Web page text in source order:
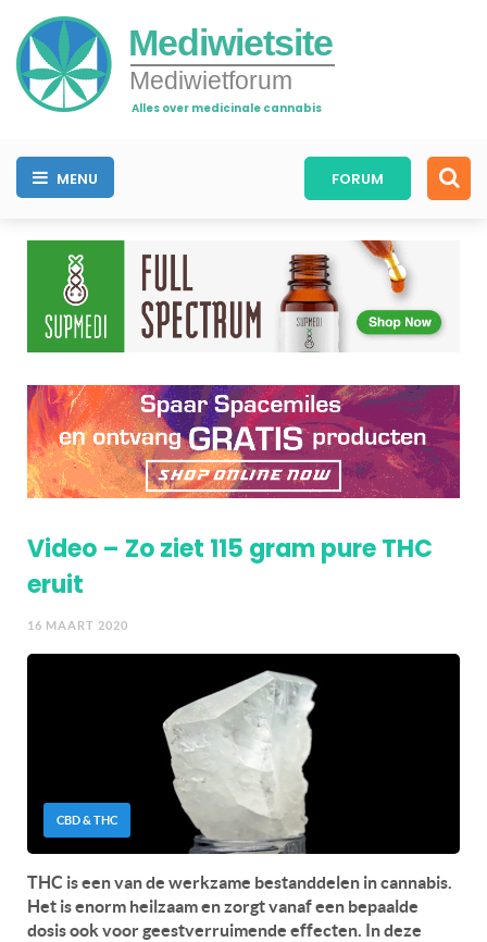
Mediwietsite
Mediwietforum
Alles over medicinale cannabis
MENU FORUM
Video – Zo ziet 115 gram pure THC
eruit
16 MAART 2020
CBD & THC
THC is een van de werkzame bestanddelen in cannabis.
Het is enorm heilzaam en zorgt vanaf een bepaalde
dosis ook voor geestverruimende effecten. In deze